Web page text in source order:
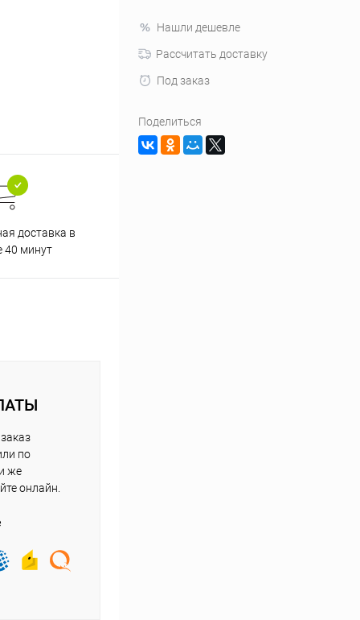
доставка в
40 минут
по
же
онлайн.
Нашли дешевле
Рассчитать доставку
Под заказ
Поделиться